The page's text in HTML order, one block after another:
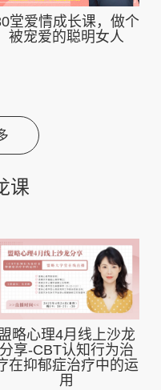
堂爱情成长课，做个
被宠爱的聪明女人
课
略心理4月线上沙龙
分享-CBT认知行为治
在抑郁症治疗中的运
用